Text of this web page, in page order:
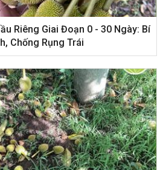
Riêng Giai Đoạn 0 - 30 Ngày: Bí
Chống Rụng Trái